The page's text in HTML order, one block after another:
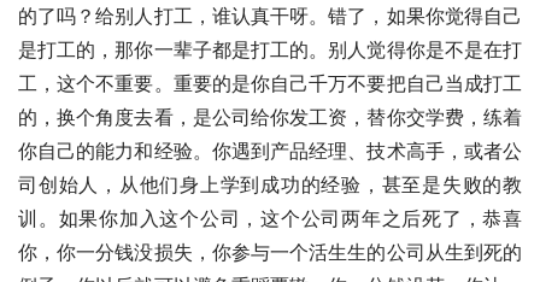
的了吗？给别人打工，谁认真干呀。错了，如果你觉得自己
是打工的，那你一辈子都是打工的。别人觉得你是不是在打
工，这个不重要。重要的是你自己千万不要把自己当成打工
的，换个角度去看，是公司给你发工资，替你交学费，练着
你自己的能力和经验。你遇到产品经理、技术高手，或者公
司创始人，从他们身上学到成功的经验，甚至是失败的教
训。如果你加入这个公司，这个公司两年之后死了，恭喜
你，你一分钱没损失，你参与一个活生生的公司从生到死的